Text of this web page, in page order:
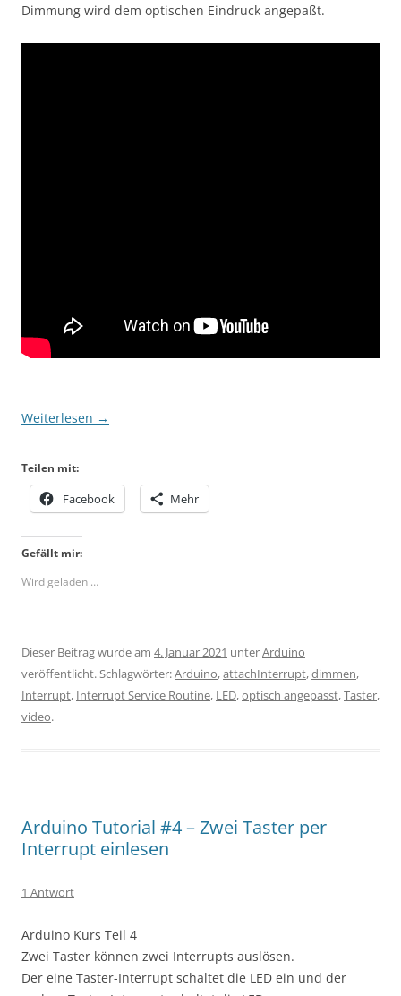
Dimmung wird dem optischen Eindruck angepaßt.
Weiterlesen →
Teilen mit:
Facebook Mehr
Gefällt mir:
Wird geladen …
Dieser Beitrag wurde am 4. Januar 2021 unterArduino
veröffentlicht. Schlagwörter:Arduino,attachInterrupt,dimmen,
Interrupt, Interrupt Service Routine, LED,optisch angepasst,Taster,
video.
Arduino Tutorial #4 – Zwei Taster per
Interrupt einlesen
1 Antwort
Arduino Kurs Teil 4
Zwei Taster können zwei Interrupts auslösen.
Der eine Taster-Interrupt schaltet die LED ein und der